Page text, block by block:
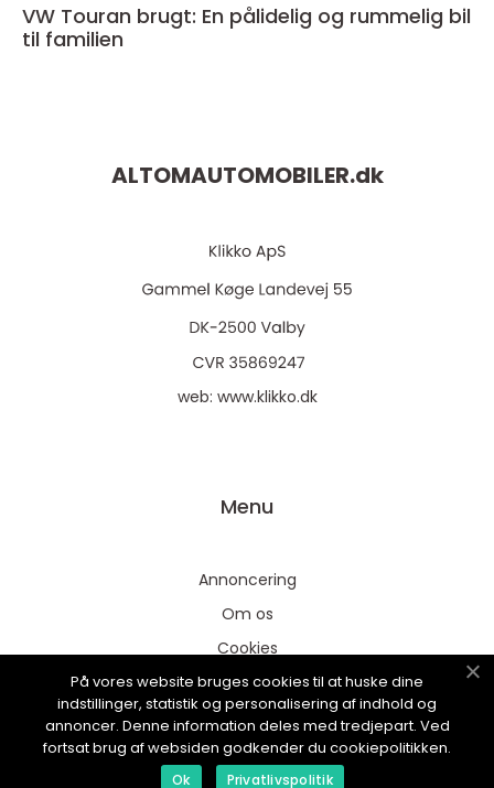
VW Touran brugt: En pålidelig og rummelig bil
til familien
ALTOMAUTOMOBILER.dk
web: www.klikko.dk
Menu
Annoncering
Om os
Cookies
Kontakt os
Sitemap
På vores website bruges cookies til at huske dine
indstillinger, statistik og personalisering af indhold og
annoncer. Denne information deles med tredjepart. Ved
fortsat brug af websiden godkender du cookiepolitikken.
Ok Privatlivspolitik